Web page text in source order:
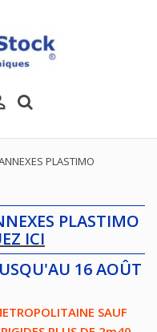
PLASTIMO
PLASTIMO
ICI
16 AOÛT
SAUF